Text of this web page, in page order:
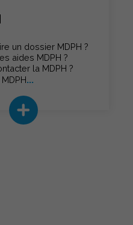
un dossier MDPH ?
aides MDPH ?
la MDPH ?
...